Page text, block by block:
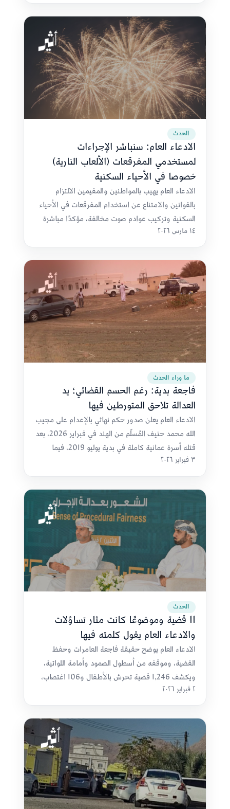
الحدث
الادعاء العام: سنباشر الإجراءات
لمستخدمي المفرقعات (الألعاب النارية)
خصوصا في الأحياء السكنية
الادعاء العام يهيب بالمواطنين والمقيمين الالتزام
بالقوانين والامتناع عن استخدام المفرقعات في الأحياء
السكنية وتركيب عوادم صوت مخالفة، مؤكدًا مباشرة
١٤ مارس ٢٠٢٦
ما وراء الحدث
فاجعة بدية: رغم الحسم القضائي؛ يد
العدالة تلاحق المتورطين فيها
الادعاء العام يعلن صدور حكم نهائي بالإعدام على مجيب
الله محمد حنيف المُسلّم من الهند في فبراير 2026، بعد
قتله أسرة عمانية كاملة في بدية يوليو 2019، فيما
يستمر البحث عن 3 متهمين
٣ فبراير ٢٠٢٦
الحدث
11 قضية وموضوعًا كانت مثار تساؤلات
والادعاء العام يقول كلمته فيها
الادعاء العام يوضح حقيقة فاجعة العامرات وحفظ
القضية، وموقفه من أسطول الصمود وأمامة اللواتية،
ويكشف 1,246 قضية تحرش بالأطفال و106 اغتصاب،
ويؤكد عدم مساءلة من يدعم فلسطين دون تجاوز
٢ فبراير ٢٠٢٦